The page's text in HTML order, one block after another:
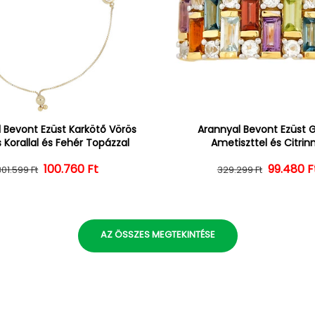
Ezüst Karkötő Vörös
Korallal és Fehér Topázzal
Normál ár
Ft Kedvezményes ár
100.760 Ft
Arannyal Bevont Ezüst
Ametiszttel és
Normál
329.299 Ft 99.480
AZ ÖSSZES MEGTEKINTÉSE